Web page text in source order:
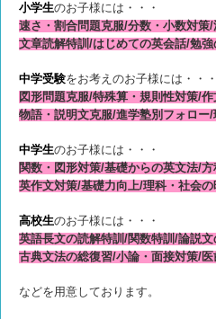
小学生のお子様には・・・
速さ・割合問題克服/分数・小数対策/
文章読解特訓/はじめての英会話/勉
中学受験をお考えのお子様には・・・
図形問題克服/特殊算・規則性対策/作
物語・説明文克服/進学塾別フォロー
中学生のお子様には・・・
関数・図形対策/基礎からの英文法/
英作文対策/基礎力向上/理科・社会の
高校生のお子様には・・・
英語長文の読解特訓/関数特訓/論説文
古典文法の総復習/小論・面接対策/
などを用意しております。